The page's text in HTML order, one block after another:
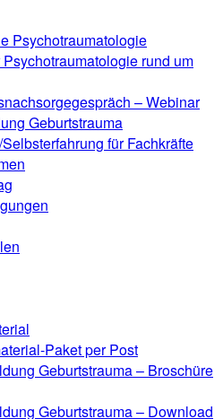
Psychotraumatologie
rund um
– Webinar
Geburtstrauma
für Fachkräfte
Paket per Post
Geburtstrauma – Broschüre
Geburtstrauma – Download